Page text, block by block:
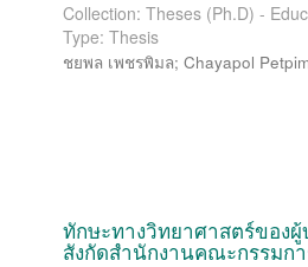
Collection: Theses (Ph.D) -
Type: Thesis
ชยพล เพชรพิมล;Chayapol
ทักษะทางวิทยาศาสตร์ของ
สังกัดสำนักงานคณะกรรมก